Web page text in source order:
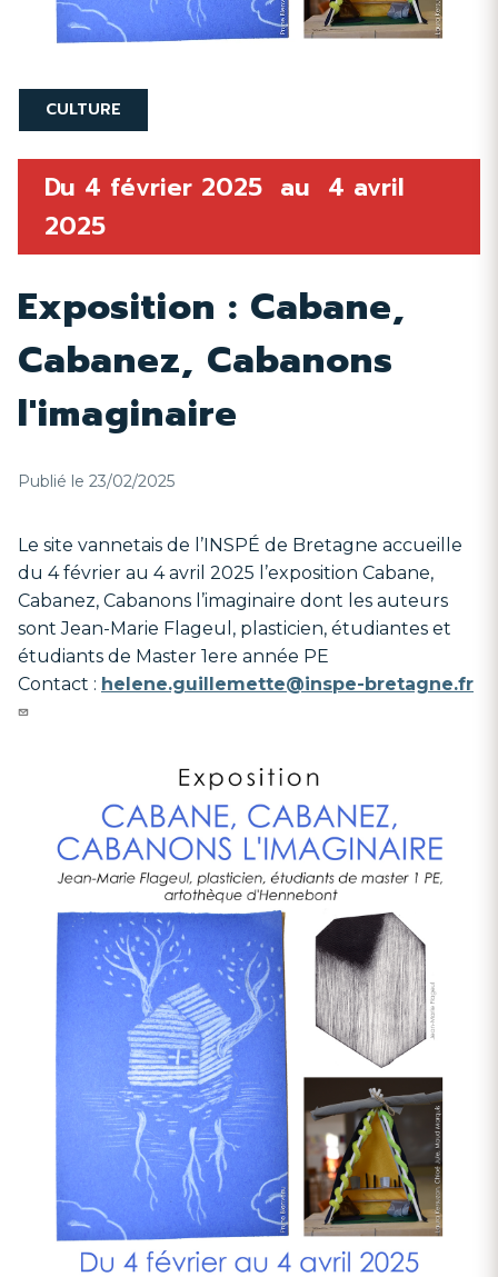
CULTURE
Du 4 février 2025 au 4 avril
2025
Exposition : Cabane,
Cabanez, Cabanons
l'imaginaire
Publié le 23/02/2025
Le site vannetais de l’INSPÉ de Bretagne accueille
du 4 février au 4 avril 2025 l’exposition Cabane,
Cabanez, Cabanons l’imaginaire dont les auteurs
sont Jean-Marie Flageul, plasticien, étudiantes et
étudiants de Master 1ere année PE
Contact : helene.guillemette@inspe-bretagne.fr